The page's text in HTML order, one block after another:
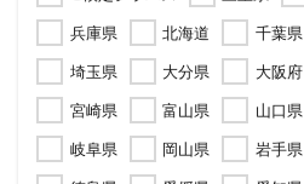
兵庫県
北海道 千葉県
埼玉県
大分県 大阪府
宮崎県
富山県 山口県
岐阜県
岡山県 岩手県